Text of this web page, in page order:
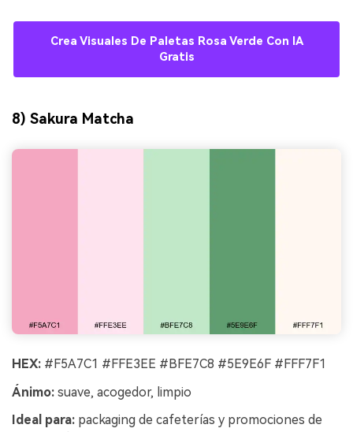
Crea Visuales De Paletas Rosa Verde Con IA
Gratis
8) Sakura Matcha
HEX: #F5A7C1 #FFE3EE #BFE7C8 #5E9E6F #FFF7F1
Ánimo: suave, acogedor, limpio
Ideal para: packaging de cafeterías y promociones de